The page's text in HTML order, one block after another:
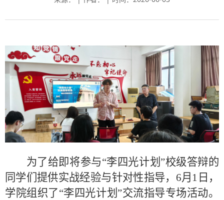
为了给即将参与“李四光计划”校级答辩的
同学们提供实战经验与针对性指导， 6月1日，
学院组织了“李四光计划”交流指导专场活动。